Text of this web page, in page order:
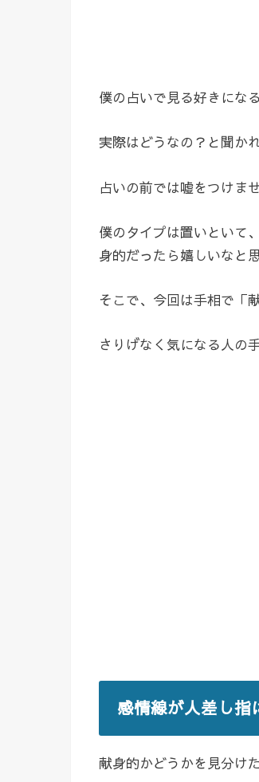
僕の占いで見る好きにな
実際はどうなの？と聞か
占いの前では嘘をつけま
僕のタイプは置いといて
身的だったら嬉しいなと
そこで、今回は手相で「
さりげなく気になる人の
感情線が人差し指
献身的かどうかを見分け